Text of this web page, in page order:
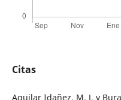
Citas
Aguilar Idañez, M. J. y